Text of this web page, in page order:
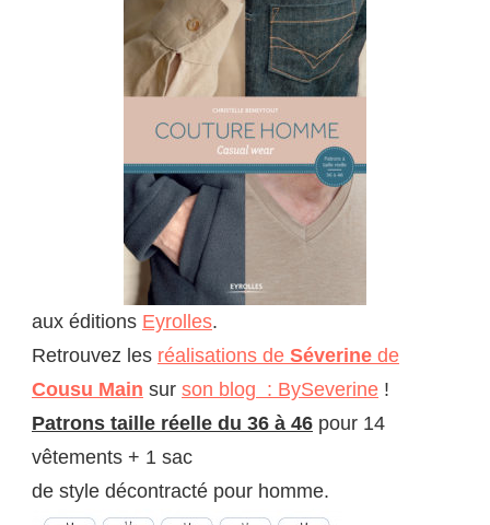
aux éditions Eyrolles.
Retrouvez les réalisations de Séverine de
Cousu Main sur son blog : BySeverine !
Patrons taille réelle du 36 à 46 pour 14
vêtements + 1 sac
de style décontracté pour homme.